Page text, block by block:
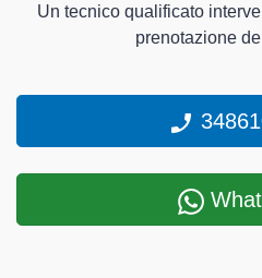
Un tecnico qualificato
prenotazione